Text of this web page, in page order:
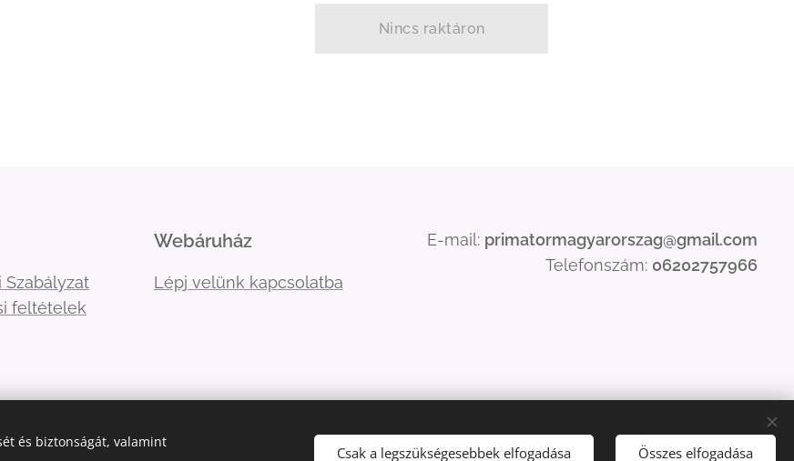
Nincs raktáron
feltételek
Webáruház
Lépj velünk kapcsolatba
E-mail: primatormagyarorszag@gmail.com
Telefonszám: 06202757966
és biztonságát, valamint
Csak a legszükségesebbek elfogadása Összes elfogadása